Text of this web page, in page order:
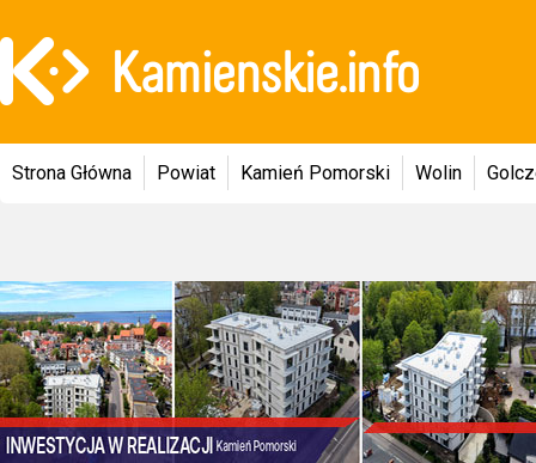
Strona Główna Powiat Kamień Pomorski Wolin